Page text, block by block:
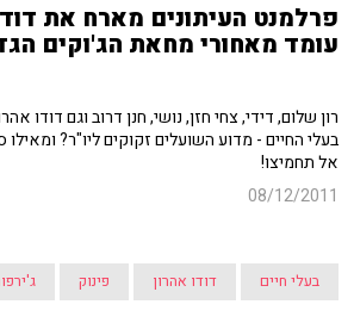
פרלמנט העיתונים מארח את
עומד מאחורי מחאת הג'וקים
רון שלום, דידי, צחי חזן, נושי, חנן דרוב וגם דודו
בעלי החיים - מדוע השועלים זקוקים ליו"ר?
אל תחמיצו!
08/12/2011
בעלי חיים דודו אהרון פינוק